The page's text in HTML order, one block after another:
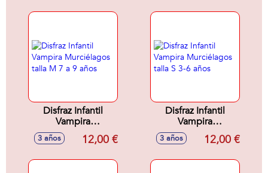
Disfraz Infantil
Vampira
Murciélagos talla M
7 a 9 años
3 años 12,00 €
Disfraz Infantil
Vampira
Murciélagos talla S
3-6 años
3 años 12,00 €